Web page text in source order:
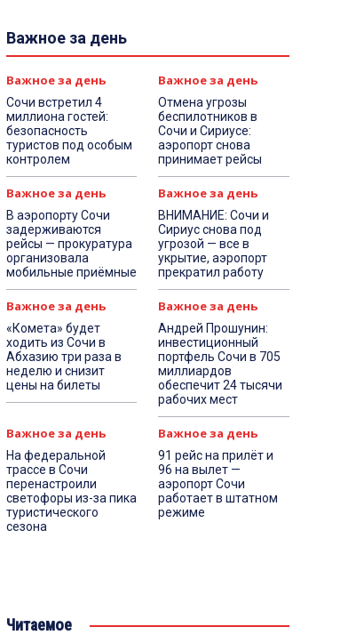
Важное за день
Важное за день
Сочи встретил 4
миллиона гостей:
безопасность
туристов под особым
контролем
Важное за день
Отмена угрозы
беспилотников в
Сочи и Сириусе:
аэропорт снова
принимает рейсы
Важное за день
В аэропорту Сочи
задерживаются
рейсы — прокуратура
организовала
мобильные приёмные
Важное за день
ВНИМАНИЕ: Сочи и
Сириус снова под
угрозой — все в
укрытие, аэропорт
прекратил работу
Важное за день
«Комета» будет
ходить из Сочи в
Абхазию три раза в
неделю и снизит
цены на билеты
Важное за день
Андрей Прошунин:
инвестиционный
портфель Сочи в 705
миллиардов
обеспечит 24 тысячи
рабочих мест
Важное за день
На федеральной
трассе в Сочи
перенастроили
светофоры из-за пика
туристического
сезона
Важное за день
91 рейс на прилёт и
96 на вылет —
аэропорт Сочи
работает в штатном
режиме
Читаемое